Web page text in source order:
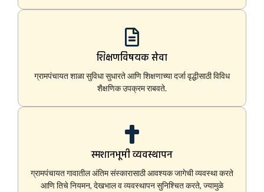
शिक्षणविषयक सेवा
ग्रामपंचायत शाळा सुविधा सुधारते आणि शिक्षणाच्या दर्जा वृद्धीसाठी विविध
शैक्षणिक उपक्रम राबवते.
स्मशानभूमी व्यवस्थापन
ग्रामपंचायत गावातील अंतिम संस्कारासाठी आवश्यक जागेची व्यवस्था करते
आणि तिचे नियमन, देखभाल व व्यवस्थापन सुनिश्चित करते, ज्यामुळे